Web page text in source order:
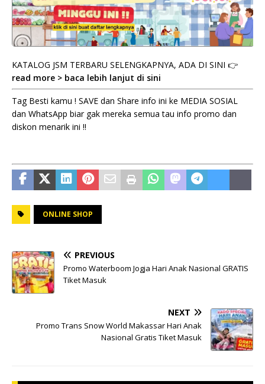
KATALOG JSM TERBARU SELENGKAPNYA, ADA DI SINI 👉
read more > baca lebih lanjut di sini
Tag Besti kamu ! SAVE dan Share info ini ke MEDIA SOSIAL
dan WhatsApp biar gak mereka semua tau info promo dan
diskon menarik ini !!
ONLINE SHOP
PREVIOUS
Promo Waterboom Jogja Hari Anak Nasional GRATIS
Tiket Masuk
NEXT
Promo Trans Snow World Makassar Hari Anak
Nasional Gratis Tiket Masuk